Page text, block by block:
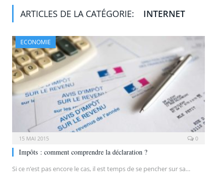
ARTICLES DE LA CATÉGORIE: INTERNET
ECONOMIE
15 MAI 2015 0
Impôts : comment comprendre la déclaration ?
Si ce n’est pas encore le cas, il est temps de se pencher sur sa…